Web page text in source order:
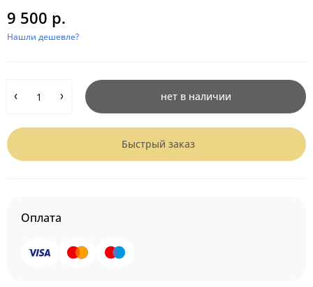
9 500 р.
Нашли дешевле?
нет в наличии
Быстрый заказ
Оплата